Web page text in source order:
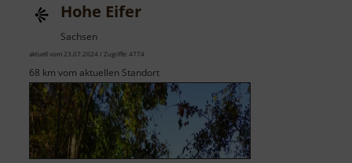
Hohe Eifer
Sachsen
aktuell vom 23.07.2024 / Zugriffe: 4774
68 km vom aktuellen Standort